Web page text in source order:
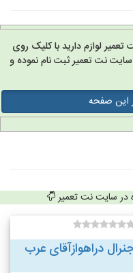
لوازم دارید با کلیک روی
نت تعمیر ثبت نام نموده و
صفحه
سایت نت تعمیر
دراهوازآقای عرب